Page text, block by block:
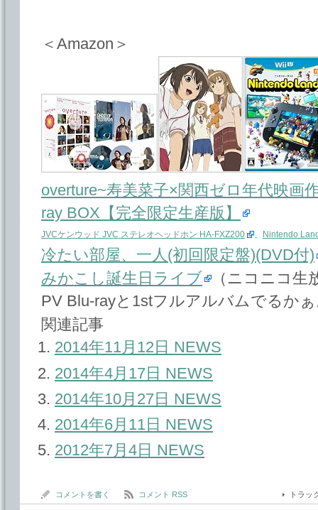
＜Amazon＞
overture~寿美菜子×関西ゼロ年代映画
ray BOX【完全限定生産版】
JVCケンウッド JVC ステレオヘッドホン HA-FXZ200 Nintendo
冷たい部屋、一人(初回限定盤)(DVD付)
みかこし誕生日ライブ
（ニコニコ
PV Blu-rayと1stフルアルバムでるか
関連記事
2014年11月12日 NEWS
2014年4月17日 NEWS
2014年10月27日 NEWS
2014年6月11日 NEWS
2012年7月4日 NEWS
コメントを書く コメント RSS トラ